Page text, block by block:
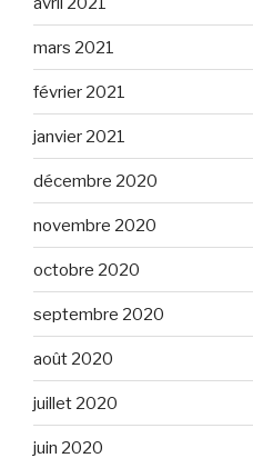
mars 2021
février 2021
janvier 2021
décembre 2020
novembre 2020
octobre 2020
septembre 2020
août 2020
juillet 2020
juin 2020